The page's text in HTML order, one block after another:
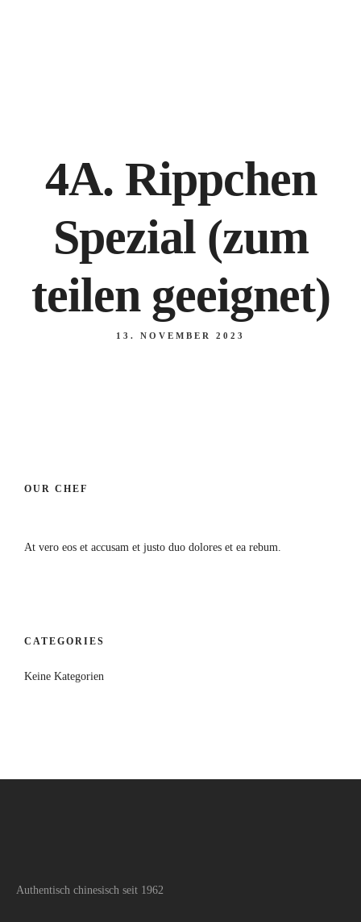
4A. Rippchen
Spezial (zum
teilen geeignet)
13. NOVEMBER 2023
OUR CHEF
At vero eos et accusam et justo duo dolores et ea rebum.
CATEGORIES
Keine Kategorien
Authentisch chinesisch seit 1962